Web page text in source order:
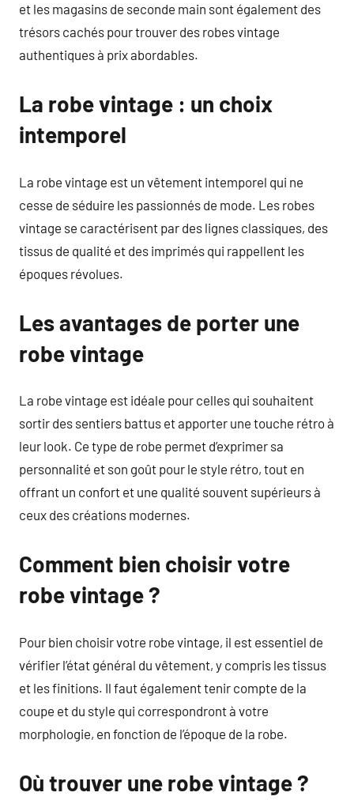
et les magasins de seconde main sont également des
trésors cachés pour trouver des robes vintage
authentiques à prix abordables.
La robe vintage : un choix
intemporel
La robe vintage est un vêtement intemporel qui ne
cesse de séduire les passionnés de mode. Les robes
vintage se caractérisent par des lignes classiques, des
tissus de qualité et des imprimés qui rappellent les
époques révolues.
Les avantages de porter une
robe vintage
La robe vintage est idéale pour celles qui souhaitent
sortir des sentiers battus et apporter une touche rétro à
leur look. Ce type de robe permet d’exprimer sa
personnalité et son goût pour le style rétro, tout en
offrant un confort et une qualité souvent supérieurs à
ceux des créations modernes.
Comment bien choisir votre
robe vintage ?
Pour bien choisir votre robe vintage, il est essentiel de
vérifier l’état général du vêtement, y compris les tissus
et les finitions. Il faut également tenir compte de la
coupe et du style qui correspondront à votre
morphologie, en fonction de l’époque de la robe.
Où trouver une robe vintage ?